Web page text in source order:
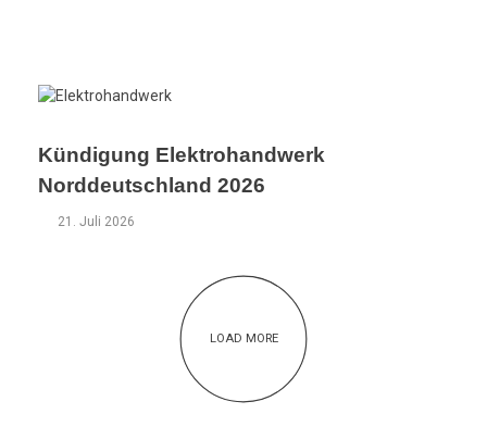
Kündigung Elektrohandwerk
Norddeutschland 2026
21. Juli 2026
LOAD MORE